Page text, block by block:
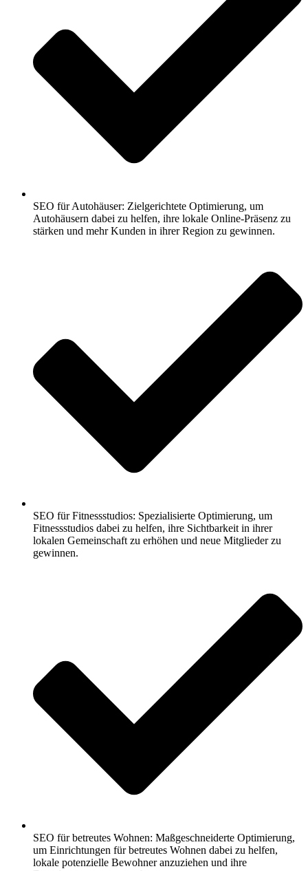
SEO für Autohäuser: Zielgerichtete Optimierung, um
Autohäusern dabei zu helfen, ihre lokale Online-Präsenz zu
stärken und mehr Kunden in ihrer Region zu gewinnen.
SEO für Fitnessstudios: Spezialisierte Optimierung, um
Fitnessstudios dabei zu helfen, ihre Sichtbarkeit in ihrer
lokalen Gemeinschaft zu erhöhen und neue Mitglieder zu
gewinnen.
SEO für betreutes Wohnen: Maßgeschneiderte Optimierung,
um Einrichtungen für betreutes Wohnen dabei zu helfen,
lokale potenzielle Bewohner anzuziehen und ihre